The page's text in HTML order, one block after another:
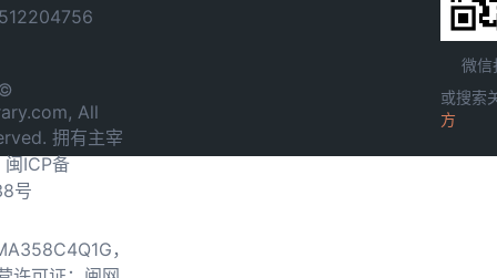
All
拥有主宰
闽ICP备
号
，
微信
或搜索
方